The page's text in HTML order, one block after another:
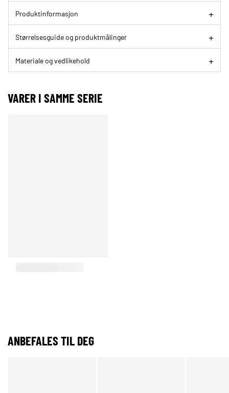
Produktinformasjon
Størrelsesguide og produktmålinger
Materiale og vedlikehold
VARER I SAMME SERIE
ANBEFALES TIL DEG